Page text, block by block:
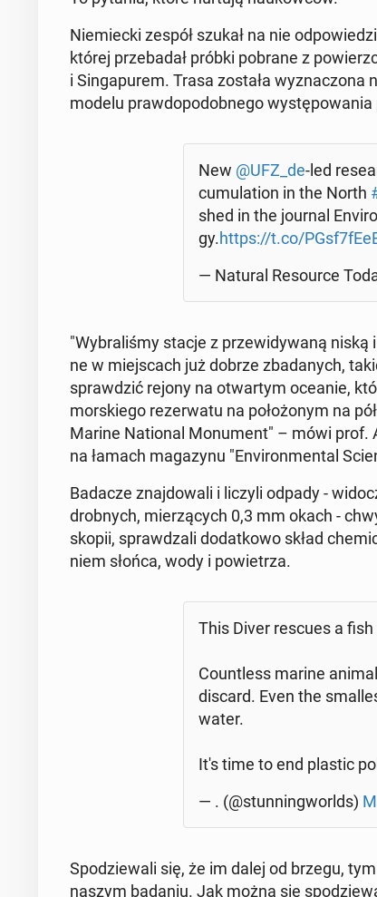
Nie­miec­ki zespół szukał na nie
której prze­ba­dał próbki pobrane z
i Sin­ga­pu­rem. Trasa została
modelu praw­do­po­dob­ne­go wy­stę­po­wa­nia
New @UFZ_de-led
cu­mu­la­tion in the North
shed in the journal
gy.https://t.co/
— Natural Re­so­ur­ce
"Wy­bra­li­śmy stacje z prze­wi­dy­wa­ną
ne w miej­scach już dobrze zba­da­nych,
spraw­dzić rejony na otwar­tym oceanie,
mor­skie­go re­zer­wa­tu na po­ło­żo­nym na
Marine Na­tio­nal Mo­nu­ment" – mówi prof.
na łamach ma­ga­zy­nu "Envi­ron­men­tal
Badacze znaj­do­wa­li i liczyli odpady -
drob­nych, mie­rzą­cych 0,3 mm okach -
sko­pii, spraw­dza­li do­dat­ko­wo skład
niem słońca, wody i po­wie­trza.
This Diver rescues a
Co­un­tless marine
discard. Even the
wa­ter.
It's time to end plastic
— . (@stun­nin­gworlds)
Spo­dzie­wa­li się, że im dalej od brzegu,
naszym badaniu. Jak można się